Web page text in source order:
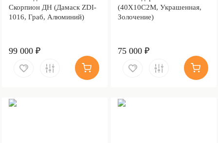
Скорпион ДН (Дамаск ZDI-
1016, Граб, Алюминий)
99 000 ₽
(40Х10С2М, Украшенная,
Золочение)
75 000 ₽